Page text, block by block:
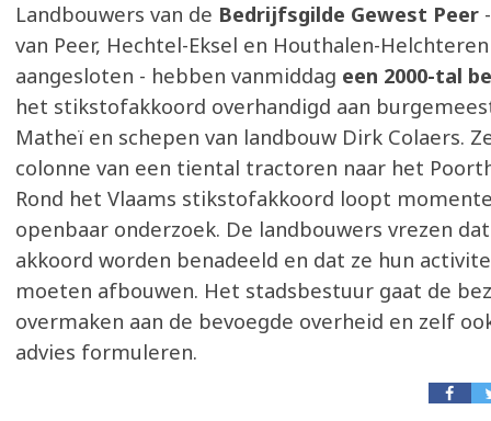
Landbouwers van de Bedrijfsgilde Gewest Peer
van Peer, Hechtel-Eksel en Houthalen-
aangesloten - hebben vanmiddag een 2000-tal
het stikstofakkoord overhandigd aan
Matheï en schepen van landbouw Dirk Colaers.
colonne van een tiental tractoren naar het
Rond het Vlaams stikstofakkoord loopt
openbaar onderzoek. De landbouwers vrezen
akkoord worden benadeeld en dat ze hun
moeten afbouwen. Het stadsbestuur gaat de
overmaken aan de bevoegde overheid en zelf
advies formuleren.